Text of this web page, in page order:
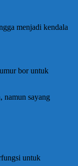
menjadi kendala
bor untuk
namun sayang
untuk